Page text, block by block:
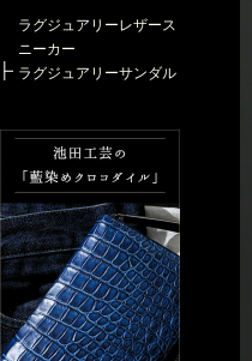
ラグジュアリーレザース
ニーカー
ラグジュアリーサンダル